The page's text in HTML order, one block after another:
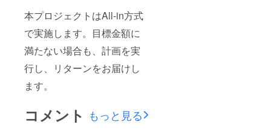
本プロジェクトはAll-in方式
で実施します。目標金額に
満たない場合も、計画を実
行し、リターンをお届けし
ます。
コメント もっと見る